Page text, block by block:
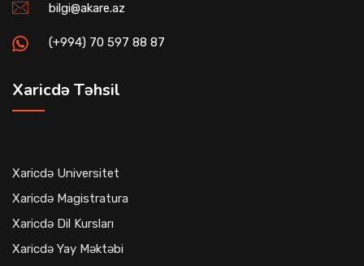
bilgi@akare.az
(+994) 70 597 88 87
Xaricdə Təhsil
Xaricdə Universitet
Xaricdə Magistratura
Xaricdə Dil Kursları
Xaricdə Yay Məktəbi